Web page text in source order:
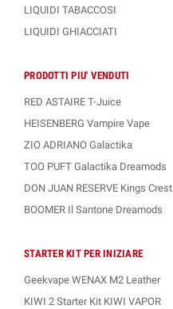
LIQUIDI TABACCOSI
LIQUIDI GHIACCIATI
PRODOTTI PIU' VENDUTI
RED ASTAIRE T-Juice
HEISENBERG Vampire Vape
ZIO ADRIANO Galactika
TOO PUFT Galactika Dreamods
DON JUAN RESERVE Kings Crest
BOOMER Il Santone Dreamods
STARTER KIT PER INIZIARE
Geekvape WENAX M2 Leather
KIWI 2 Starter Kit KIWI VAPOR